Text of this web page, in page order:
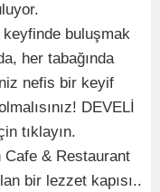
keyfinde buluşmak
her tabağında
nefis bir keyif
DEVELİ
tıklayın.
Cafe & Restaurant
bir lezzet kapısı..